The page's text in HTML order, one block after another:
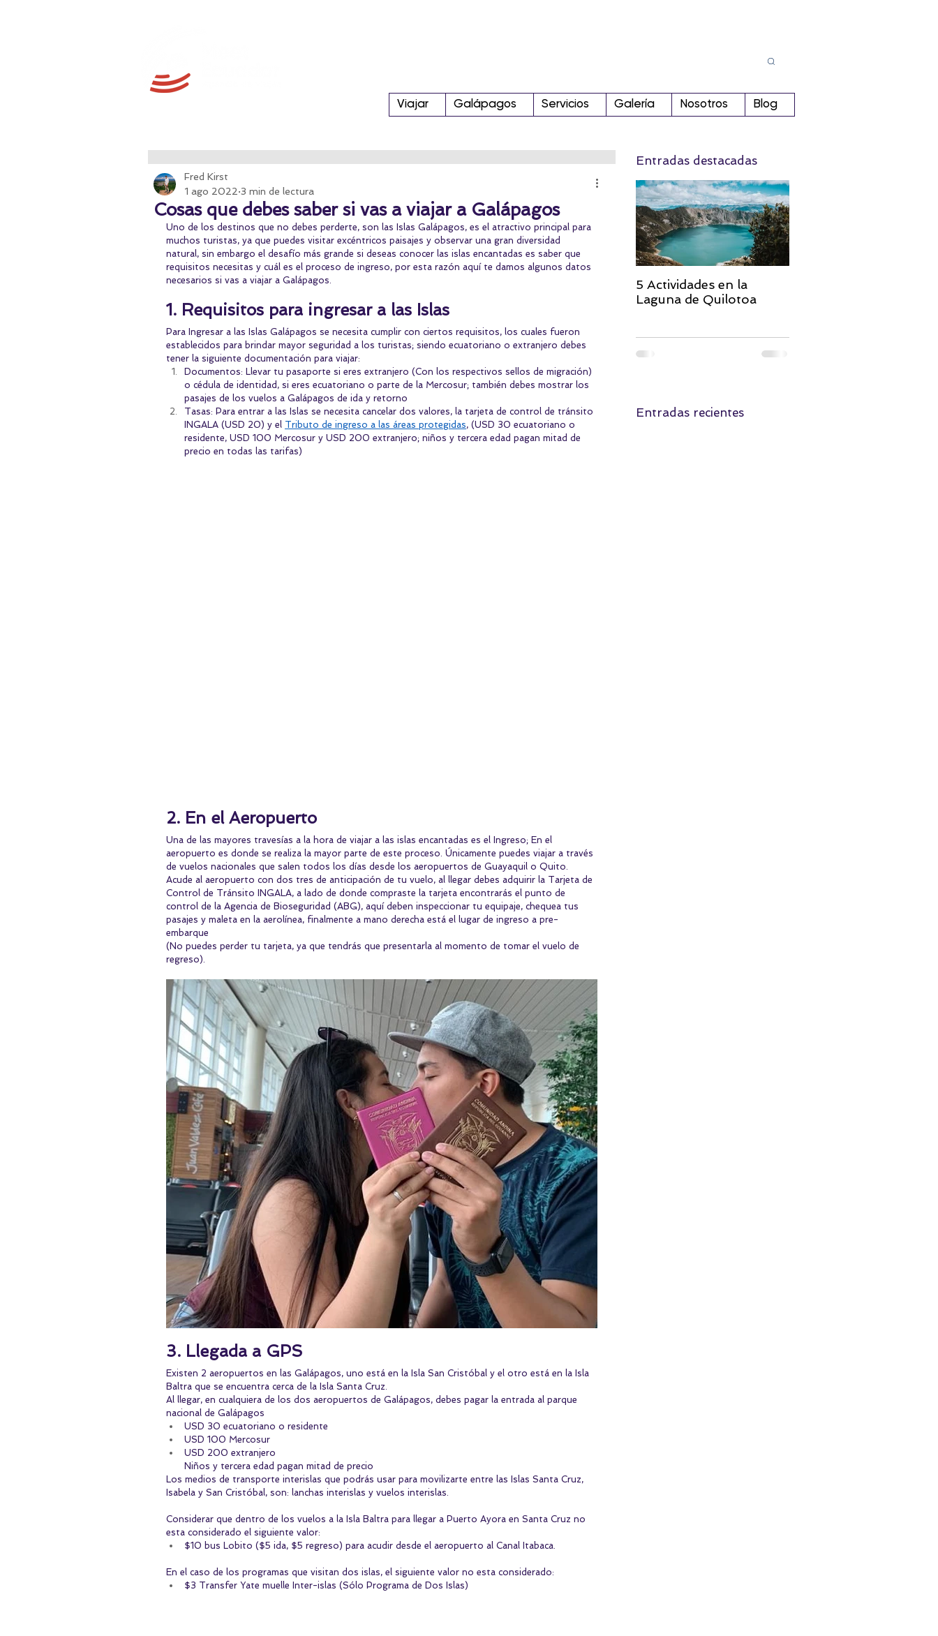
Viajar Galápagos Servicios Galería Nosotros Blog
Cosas que debes saber si vas a viajar a Galápagos
Fred Kirst
1 ago 2022 3 min de lectura
Uno de los destinos que no debes perderte, son las Islas Galápagos, es el atractivo principal para
muchos turistas, ya que puedes visitar excéntricos paisajes y observar una gran diversidad
natural, sin embargo el desafío más grande si deseas conocer las islas encantadas es saber que
requisitos necesitas y cuál es el proceso de ingreso, por esta razón aquí te damos algunos datos
necesarios si vas a viajar a Galápagos.
1. Requisitos para ingresar a las Islas
Para Ingresar a las Islas Galápagos se necesita cumplir con ciertos requisitos, los cuales fueron
establecidos para brindar mayor seguridad a los turistas; siendo ecuatoriano o extranjero debes
tener la siguiente documentación para viajar:
Documentos: Llevar tu pasaporte si eres extranjero (Con los respectivos sellos de migración)
o cédula de identidad, si eres ecuatoriano o parte de la Mercosur; también debes mostrar los
pasajes de los vuelos a Galápagos de ida y retorno
Tasas: Para entrar a las Islas se necesita cancelar dos valores, la tarjeta de control de tránsito
INGALA (USD 20) y el Tributo de ingreso a las áreas protegidas, (USD 30 ecuatoriano o
residente, USD 100 Mercosur y USD 200 extranjero; niños y tercera edad pagan mitad de
precio en todas las tarifas)
2. En el Aeropuerto
Una de las mayores travesías a la hora de viajar a las islas encantadas es el Ingreso; En el
aeropuerto es donde se realiza la mayor parte de este proceso. Únicamente puedes viajar a través
de vuelos nacionales que salen todos los días desde los aeropuertos de Guayaquil o Quito.
Acude al aeropuerto con dos tres de anticipación de tu vuelo, al llegar debes adquirir la Tarjeta de
Control de Tránsito INGALA, a lado de donde compraste la tarjeta encontrarás el punto de
control de la Agencia de Bioseguridad (ABG), aquí deben inspeccionar tu equipaje, chequea tus
pasajes y maleta en la aerolínea, finalmente a mano derecha está el lugar de ingreso a pre-
embarque
(No puedes perder tu tarjeta, ya que tendrás que presentarla al momento de tomar el vuelo de
regreso).
3. Llegada a GPS
Existen 2 aeropuertos en las Galápagos, uno está en la Isla San Cristóbal y el otro está en la Isla
Baltra que se encuentra cerca de la Isla Santa Cruz.
Al llegar, en cualquiera de los dos aeropuertos de Galápagos, debes pagar la entrada al parque
nacional de Galápagos
USD 30 ecuatoriano o residente
USD 100 Mercosur
USD 200 extranjero
Niños y tercera edad pagan mitad de precio
Los medios de transporte interislas que podrás usar para movilizarte entre las Islas Santa Cruz,
Isabela y San Cristóbal, son: lanchas interislas y vuelos interislas.
Considerar que dentro de los vuelos a la Isla Baltra para llegar a Puerto Ayora en Santa Cruz no
esta considerado el siguiente valor:
$10 bus Lobito ($5 ida, $5 regreso) para acudir desde el aeropuerto al Canal Itabaca.
En el caso de los programas que visitan dos islas, el siguiente valor no esta considerado:
$3 Transfer Yate muelle Inter-islas (Sólo Programa de Dos Islas)
Entradas destacadas
5 Actividades en la
Laguna de Quilotoa
Entradas recientes